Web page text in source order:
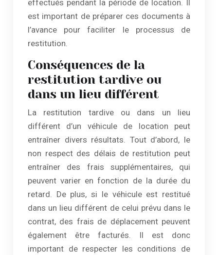
effectués pendant la période de location. Il
est important de préparer ces documents à
l’avance pour faciliter le processus de
restitution.
Conséquences de la
restitution tardive ou
dans un lieu différent
La restitution tardive ou dans un lieu
différent d’un véhicule de location peut
entraîner divers résultats. Tout d’abord, le
non respect des délais de restitution peut
entraîner des frais supplémentaires, qui
peuvent varier en fonction de la durée du
retard. De plus, si le véhicule est restitué
dans un lieu différent de celui prévu dans le
contrat, des frais de déplacement peuvent
également être facturés. Il est donc
important de respecter les conditions de